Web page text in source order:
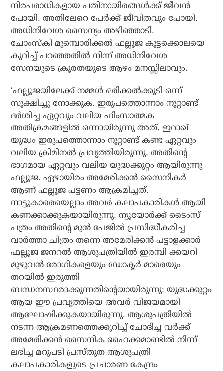
നിരപരാധികളായ പതിനായിരങ്ങള്‍ക്ക് ജീവന്‍
പോയി. അതിലേറെ പേര്‍ക്ക് ജീവിതവും പോയി.
അധിനിവേശ സൈന്യം അഴിഞ്ഞാടി.
ചോംസ്‌കി മുമ്പൊരിക്കല്‍ ഫല്ലൂജ കൂട്ടക്കൊലയെ
കുറിച്ച് പറഞ്ഞതില്‍ നിന്ന് അധിനിവേശ
സേനയുടെ ക്രൂരതയുടെ ആഴം മനസ്സിലാവും.
‘ഫല്ലൂജയിലേക്ക് നമ്മള്‍ ഒരിക്കല്‍ക്കൂടി ഒന്ന്
സൂക്ഷിച്ചു നോക്കുക. ഇരുപത്തൊന്നാം നൂറ്റാണ്ട്
ദര്‍ശിച്ച ഏറ്റവും വലിയ ഹിംസാത്മക
അതിക്രമങ്ങളില്‍ ഒന്നായിരുന്നു അത്. ഇറാഖ്
യുദ്ധം ഇരുപത്തൊന്നാം നൂറ്റാണ്ട് കണ്ട ഏറ്റവും
വലിയ ക്രിമിനല്‍ പ്രവൃത്തിയിരുന്നു, അതിന്റെ
ഭാഗമായ ഏറ്റവും വലിയ യുദ്ധക്കുറ്റം ആയിരുന്നു
ഫല്ലൂജ. ഏഴായിരം അമേരിക്കന്‍ സൈനികര്‍
ആണ് ഫല്ലൂജ പട്ടണം ആക്രമിച്ചത്.
നാട്ടുകാരെയെല്ലാം അവര്‍ കലാപകാരികള്‍ ആയി
കണക്കാക്കുകയായിരുന്നു. ന്യൂയോര്‍ക്ക് ടൈംസ്
പത്രം അതിന്റെ മുന്‍ പേജില്‍ പ്രസിദ്ധീകരിച്ച
വാര്‍ത്താ ചിത്രം തന്നെ അമേരിക്കന്‍ പട്ടാളക്കാര്‍
ഫല്ലൂജ ജനറല്‍ ആശുപത്രിയില്‍ ഇരമ്പി ക്കയറി
മുഴുവന്‍ രോഗികളെയും ഡോക്ടര്‍ മാരെയും
തറയില്‍ ഇരുത്തി
ബന്ധനസ്ഥരാക്കുന്നതിന്റെയായിരുന്നു; യുദ്ധക്കുറ്റം
ആയ ഈ പ്രവൃത്തിയെ അവര്‍ വിജയമായി
ആഘോഷിക്കുകയായിരുന്നു. ആശുപത്രിയില്‍
നടന്ന ആക്രമണത്തെക്കുറിച്ച് ചോദിച്ച വര്‍ക്ക്
അമേരിക്കന്‍ സൈനിക ഹൈക്കമാണ്ടില്‍ നിന്ന്
ലഭിച്ച മറുപടി പ്രസ്തുത ആശുപത്രി
കലാപകാരികളുടെ പ്രചാരണ കേന്ദ്രം